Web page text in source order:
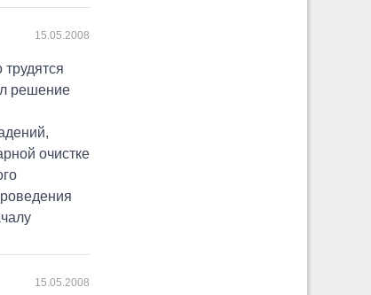
15.05.2008
решение
очистке
15.05.2008